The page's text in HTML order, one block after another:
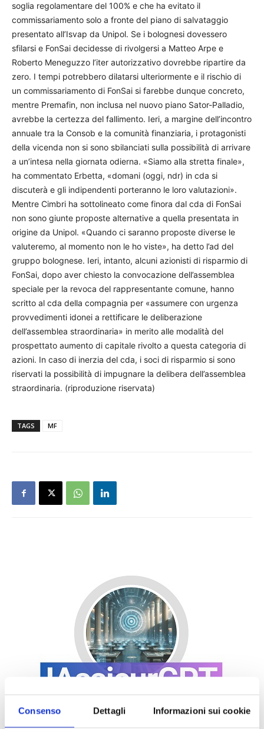
Consenso Dettagli Informazioni sui cookie
soglia regolamentare del 100% e che ha evitato il
commissariamento solo a fronte del piano di salvataggio
presentato all’Isvap da Unipol. Se i bolognesi dovessero
sfilarsi e FonSai decidesse di rivolgersi a Matteo Arpe e
Roberto Meneguzzo l’iter autorizzativo dovrebbe ripartire da
zero. I tempi potrebbero dilatarsi ulteriormente e il rischio di
un commissariamento di FonSai si farebbe dunque concreto,
mentre Premafin, non inclusa nel nuovo piano Sator-Palladio,
avrebbe la certezza del fallimento. Ieri, a margine dell’incontro
annuale tra la Consob e la comunità finanziaria, i protagonisti
della vicenda non si sono sbilanciati sulla possibilità di arrivare
a un’intesa nella giornata odierna. «Siamo alla stretta finale»,
ha commentato Erbetta, «domani (oggi, ndr) in cda si
discuterà e gli indipendenti porteranno le loro valutazioni».
Mentre Cimbri ha sottolineato come finora dal cda di FonSai
non sono giunte proposte alternative a quella presentata in
origine da Unipol. «Quando ci saranno proposte diverse le
valuteremo, al momento non le ho viste», ha detto l’ad del
gruppo bolognese. Ieri, intanto, alcuni azionisti di risparmio di
FonSai, dopo aver chiesto la convocazione dell’assemblea
speciale per la revoca del rappresentante comune, hanno
scritto al cda della compagnia per «assumere con urgenza
provvedimenti idonei a rettificare le deliberazione
dell’assemblea straordinaria» in merito alle modalità del
prospettato aumento di capitale rivolto a questa categoria di
azioni. In caso di inerzia del cda, i soci di risparmio si sono
riservati la possibilità di impugnare la delibera dell’assemblea
straordinaria. (riproduzione riservata)
TAGS MF